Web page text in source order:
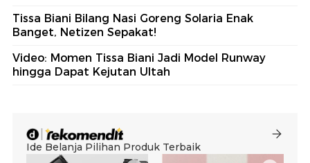
Tissa Biani Bilang Nasi Goreng Solaria Enak
Banget, Netizen Sepakat!
Video: Momen Tissa Biani Jadi Model Runway
hingga Dapat Kejutan Ultah